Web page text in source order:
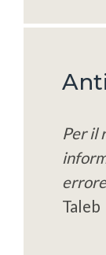
Per il
Taleb